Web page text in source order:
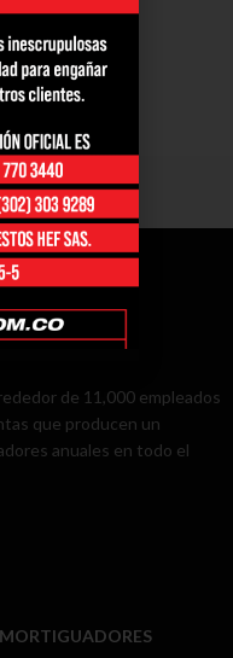
de 11,000 empleados
que producen un
anuales en todo el